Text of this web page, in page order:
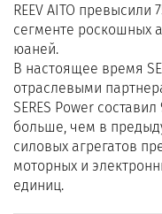
REEV AITO превысили
сегменте роскошных
юаней.
В настоящее время
отраслевыми
SERES Power
больше, чем в
силовых агрегатов
моторных и
единиц.